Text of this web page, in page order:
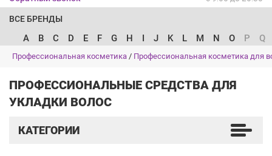
ВСЕ БРЕНДЫ
A B C D E F G H I J K L M N O P Q
Профессиональная косметика / Профессиональная косметика для
ПРОФЕССИОНАЛЬНЫЕ СРЕДСТВА ДЛЯ
УКЛАДКИ ВОЛОС
КАТЕГОРИИ